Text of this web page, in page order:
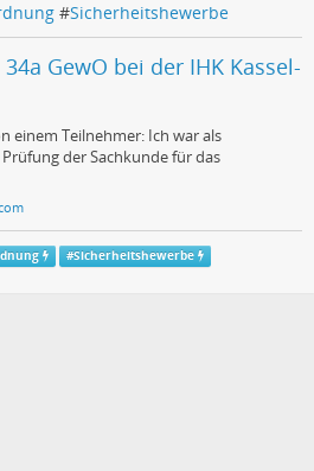
#Sicherheitshewerbe
GewO bei der IHK Kassel-
einem Teilnehmer: Ich war als
der Sachkunde für das
#Sicherheitshewerbe